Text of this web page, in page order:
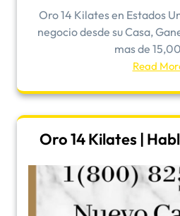
Oro 14 Kilates en Estados
negocio desde su Casa,
mas de
Read
Oro 14 Kilates |